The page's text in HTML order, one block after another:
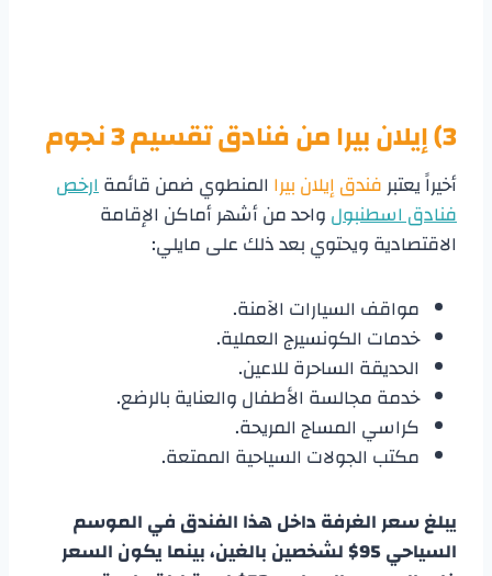
3) إيلان بيرا من فنادق تقسيم 3 نجوم
أخيراً يعتبرفندق إيلان بيرا المنطوي ضمن قائمةارخص
فنادق اسطنبولواحد من أشهر أماكن الإقامة
الاقتصادية ويحتوي بعد ذلك على مايلي:
مواقف السيارات الآمنة.
خدمات الكونسيرج العملية.
الحديقة الساحرة للاعين.
خدمة مجالسة الأطفال والعناية بالرضع.
كراسي المساج المريحة.
مكتب الجولات السياحية الممتعة.
يبلغ سعر الغرفة داخل هذا الفندق في الموسم
السياحي 95$ لشخصين بالغين، بينما يكون السعر